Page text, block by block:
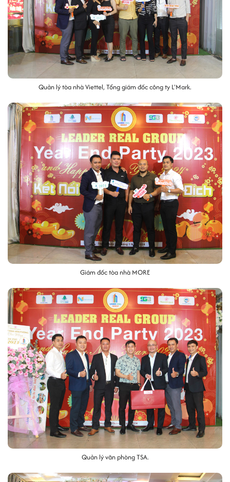
Quản lý tòa nhà Viettel, Tổng giám đốc công ty L'Mark.
Giám đốc tòa nhà MORE
Quản lý văn phòng TSA.